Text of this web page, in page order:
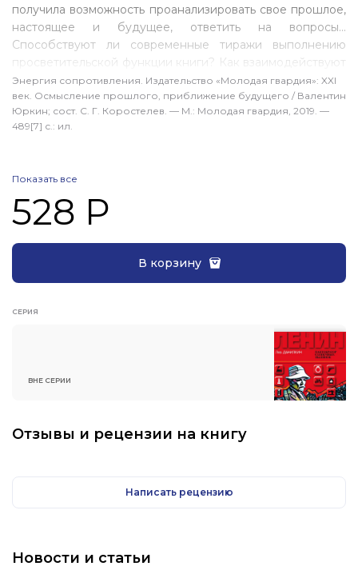
получила возможность проанализировать свое прошлое,
настоящее и будущее, ответить на вопросы…
Способствуют ли современные тиражи выполнению
просветительской функции книги? Как взаимодействуют
книга печатная, электронная и интернет? Какую роль
играет чтение в процессе формирования личности
каждого человека? Ответы на эти и другие вопросы
предлагает генеральный директор АО «Молодая
и статьи 2002—2019 годов, а также ряд других
материалов, посвященных издательству «Молодая
гвардия», которое движется навстречу столетнему
Энергия сопротивления. Издательство «Молодая гвардия»: XXI
век. Осмысление прошлого, приближение будущего / Валентин
Юркин; сост. С. Г. Коростелев. — М.: Молодая гвардия, 2019. —
489[7] с.: ил.
Показать все
528 Р
В корзину
СЕРИЯ
ВНЕ СЕРИИ
Отзывы и рецензии на книгу
Написать рецензию
Новости и статьи